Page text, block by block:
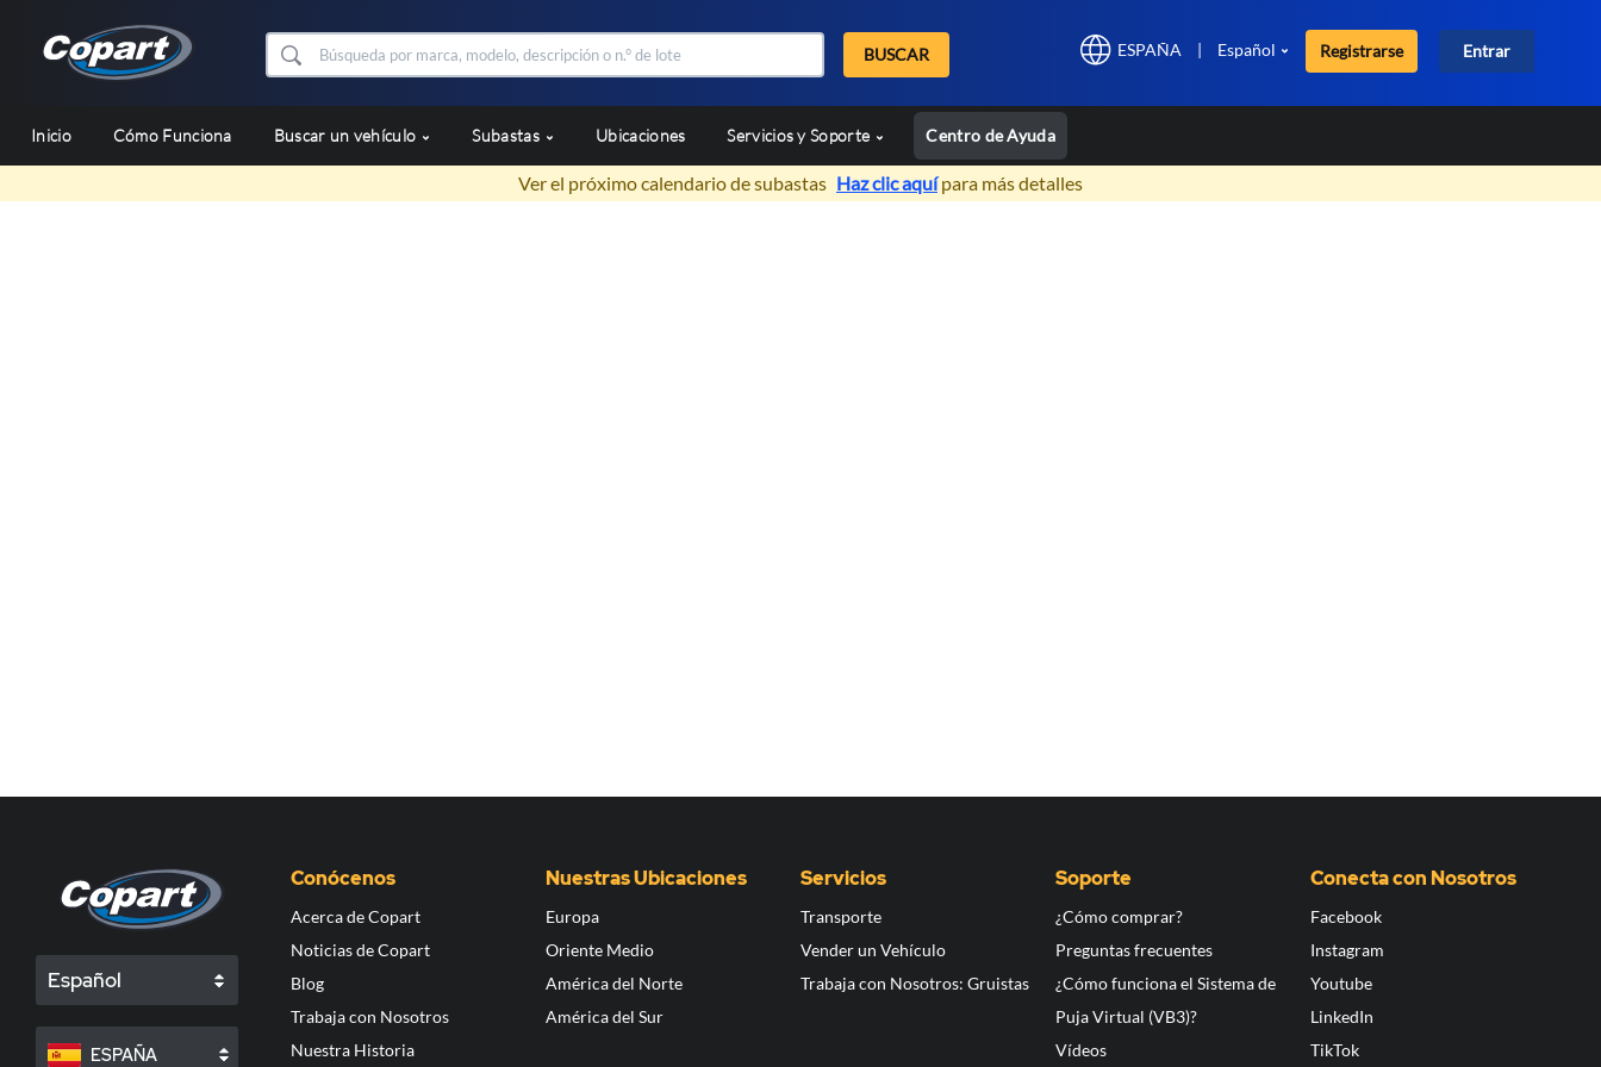
BUSCAR ESPAÑA | Español Registrarse Entrar
Inicio Cómo Funciona Buscar un vehículo Subastas Ubicaciones Servicios y Soporte Centro de Ayuda
Ver el próximo calendario de subastas Haz clic aquípara más detalles
Español
ESPAÑA
Conócenos
Acerca de Copart
Noticias de Copart
Blog
Trabaja con Nosotros
Nuestra Historia
Nuestras Ubicaciones
Europa
Oriente Medio
América del Norte
América del Sur
Servicios
Transporte
Vender un Vehículo
Trabaja con Nosotros: Gruistas
Soporte
¿Cómo comprar?
Preguntas frecuentes
¿Cómo funciona el Sistema de
Puja Virtual (VB3)?
Vídeos
Conecta con Nosotros
Facebook
Instagram
Youtube
LinkedIn
TikTok